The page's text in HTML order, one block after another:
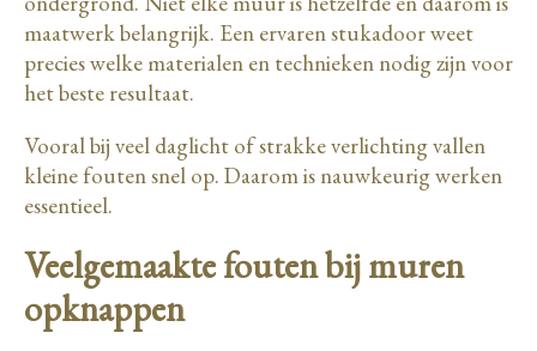
maatwerk belangrijk. Een ervaren stukadoor weet
precies welke materialen en technieken nodig zijn voor
het beste resultaat.
Vooral bij veel daglicht of strakke verlichting vallen
kleine fouten snel op. Daarom is nauwkeurig werken
essentieel.
Veelgemaakte fouten bij muren
opknappen